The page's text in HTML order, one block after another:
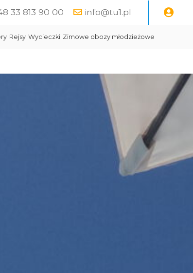
33 813 90 00 info@tu1.pl
Rejsy Wycieczki Zimowe obozy młodzieżowe